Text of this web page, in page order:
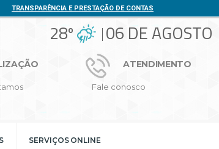
TRANSPARÊNCIA E PRESTAÇÃO DE CONTAS
28º 06 DE AGOSTO
ATENDIMENTO
Fale conosco
SERVIÇOS ONLINE